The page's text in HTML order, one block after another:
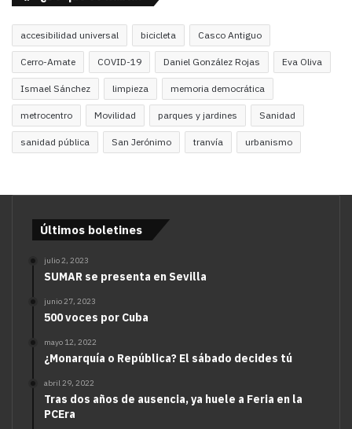
accesibilidad universal bicicleta Casco Antiguo
Cerro-Amate COVID-19 Daniel González Rojas Eva Oliva
Ismael Sánchez limpieza memoria democrática
metrocentro Movilidad parques y jardines Sanidad
sanidad pública San Jerónimo tranvía urbanismo
Últimos boletines
julio 2, 2023
SUMAR se presenta en Sevilla
junio 27, 2023
500 voces por Cuba
mayo 12, 2022
¿Monarquía o República? El sábado decides tú
abril 29, 2022
Tras dos años de ausencia, ya huele a Feria en la
PCEra